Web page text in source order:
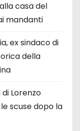
casa del
mandanti
ex sindaco di
della
Lorenzo
scuse dopo la